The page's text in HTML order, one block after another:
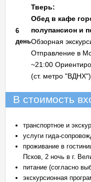
6
день
Тверь:
Обед в кафе
полупансион и
Обзорная
Отправление в
~21:00
(ст. метро "ВДНХ")
В стоимость
транспортное и
услуги гида-
проживание в
Псков, 2 ночь в г.
питание (согласно
экскурсионная